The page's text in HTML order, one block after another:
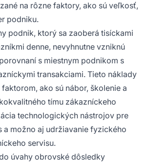
na rôzne faktory, ako sú veľkosť,
podniku.
podnik, ktorý sa zaoberá tisíckami
denne, nevyhnutne vzniknú
s miestnym podnikom s
transakciami. Tieto náklady
ako sú nábor, školenie a
tímu zákazníckeho
technologických nástrojov pre
a možno aj udržiavanie fyzického
servisu.
úvahy obrovské dôsledky